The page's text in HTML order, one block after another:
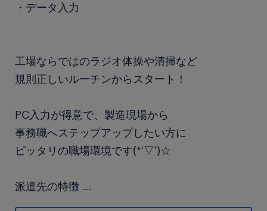
・データ入力
工場ならではのラジオ体操や清掃など
規則正しいルーチンからスタート！
PC入力が得意で、製造現場から
事務職へステップアップしたい方に
ピッタリの職場環境です(*'▽')☆
派遣先の特徴 ...
幅広い分野の研究開発を支える化学製品を提供す